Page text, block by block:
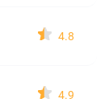
4.8
4.9